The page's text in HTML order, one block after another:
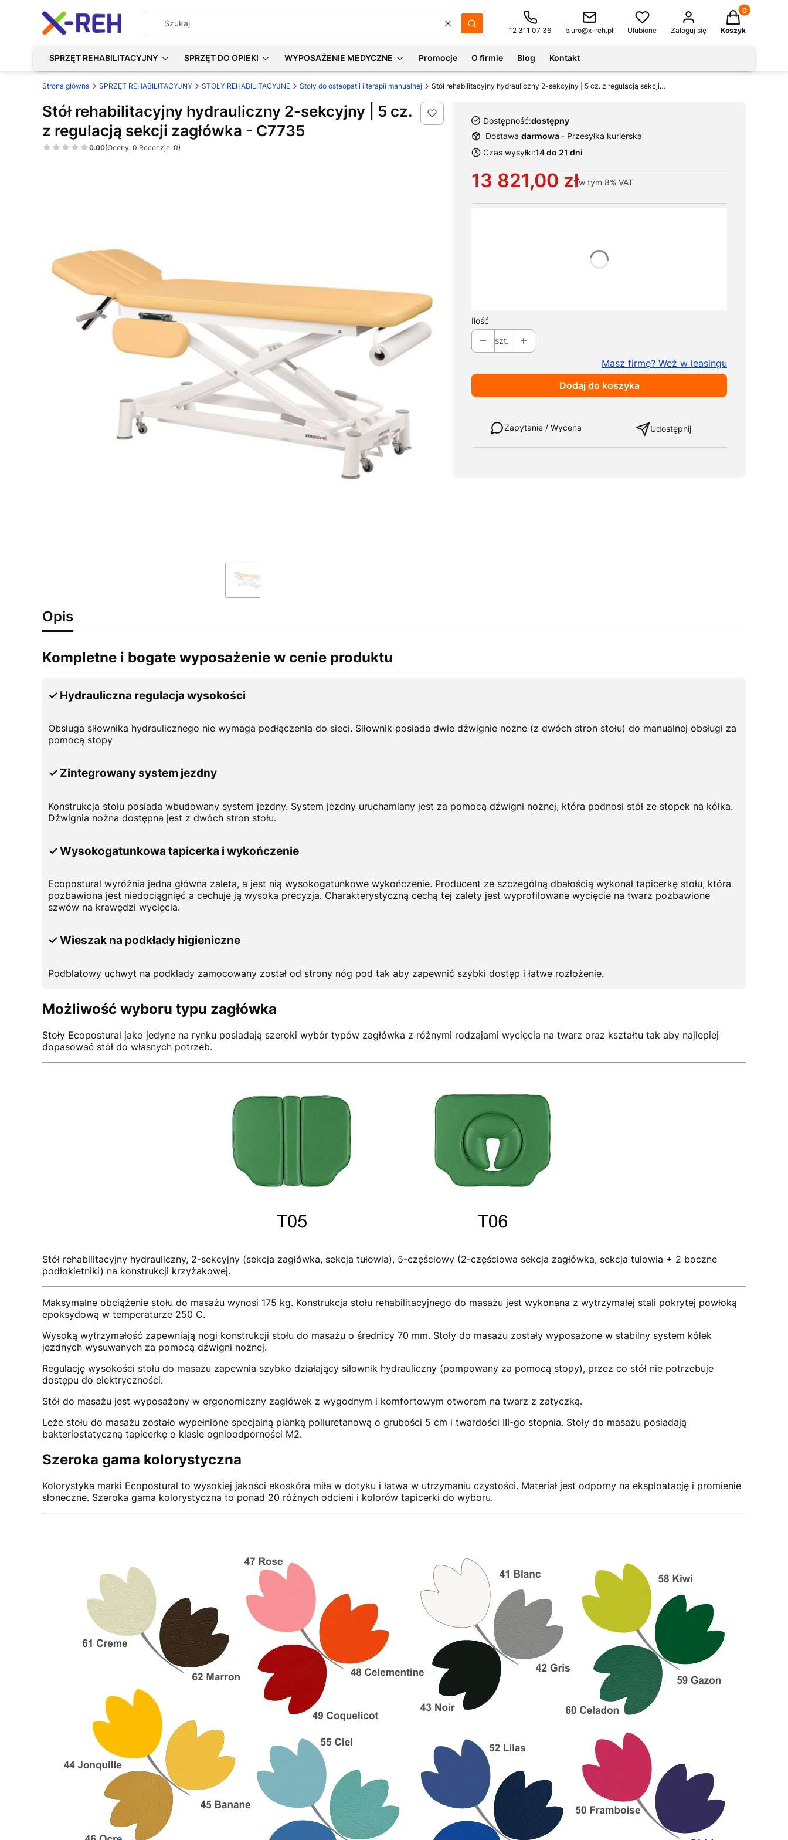
WyczyśćSzukaj 12 311 07 36 biuro@x-reh.pl Ulubione Zaloguj się
Produkty w
Koszyk
SPRZĘT REHABILITACYJNY SPRZĘT DO OPIEKI WYPOSAŻENIE MEDYCZNE Promocje O firmie Blog Kontakt
Strona główna SPRZĘT REHABILITACYJNY STOŁY REHABILITACYJNE Stoły do osteopatii i terapii manualnej Stół rehabilitacyjny hydrauliczny 2-sekcyjny | 5 cz. z regulacją sekcji zagłówka - C7735
Stół rehabilitacyjny hydrauliczny 2-sekcyjny | 5 cz.
z regulacją sekcji zagłówka - C7735
0.00(Oceny: 0 Recenzje: 0)
Dostępność:dostępny
Dostawa darmowa - Przesyłka kurierska
Czas wysyłki:14 do 21 dni
Cena
13 821,00 złw tym 8% VAT
Ilość
szt.
Masz firmę? Weź w leasingu
Dodaj do koszyka
Zapytanie / Wycena Udostępnij
Opis
Kompletne i bogate wyposażenie w cenie produktu
✓ Hydrauliczna regulacja wysokości
Obsługa siłownika hydraulicznego nie wymaga podłączenia do sieci. Siłownik posiada dwie dźwignie nożne (z dwóch stron stołu) do manualnej obsługi za
pomocą stopy
✓ Zintegrowany system jezdny
Konstrukcja stołu posiada wbudowany system jezdny. System jezdny uruchamiany jest za pomocą dźwigni nożnej, która podnosi stół ze stopek na kółka.
Dźwignia nożna dostępna jest z dwóch stron stołu.
✓ Wysokogatunkowa tapicerka i wykończenie
Ecopostural wyróżnia jedna główna zaleta, a jest nią wysokogatunkowe wykończenie. Producent ze szczególną dbałością wykonał tapicerkę stołu, która
pozbawiona jest niedociągnięć a cechuje ją wysoka precyzja. Charakterystyczną cechą tej zalety jest wyprofilowane wycięcie na twarz pozbawione
szwów na krawędzi wycięcia.
✓ Wieszak na podkłady higieniczne
Podblatowy uchwyt na podkłady zamocowany został od strony nóg pod tak aby zapewnić szybki dostęp i łatwe rozłożenie.
Możliwość wyboru typu zagłówka
Stoły Ecopostural jako jedyne na rynku posiadają szeroki wybór typów zagłówka z różnymi rodzajami wycięcia na twarz oraz kształtu tak aby najlepiej
dopasować stół do własnych potrzeb.
Stół rehabilitacyjny hydrauliczny, 2-sekcyjny (sekcja zagłówka, sekcja tułowia), 5-częściowy (2-częściowa sekcja zagłówka, sekcja tułowia + 2 boczne
podłokietniki) na konstrukcji krzyżakowej.
Maksymalne obciążenie stołu do masażu wynosi 175 kg. Konstrukcja stołu rehabilitacyjnego do masażu jest wykonana z wytrzymałej stali pokrytej powłoką
epoksydową w temperaturze 250 C.
Wysoką wytrzymałość zapewniają nogi konstrukcji stołu do masażu o średnicy 70 mm. Stoły do masażu zostały wyposażone w stabilny system kółek
jezdnych wysuwanych za pomocą dźwigni nożnej.
Regulację wysokości stołu do masażu zapewnia szybko działający siłownik hydrauliczny (pompowany za pomocą stopy), przez co stół nie potrzebuje
dostępu do elektryczności.
Stół do masażu jest wyposażony w ergonomiczny zagłówek z wygodnym i komfortowym otworem na twarz z zatyczką.
Leże stołu do masażu zostało wypełnione specjalną pianką poliuretanową o grubości 5 cm i twardości III-go stopnia. Stoły do masażu posiadają
bakteriostatyczną tapicerkę o klasie ognioodporności M2.
Szeroka gama kolorystyczna
Kolorystyka marki Ecopostural to wysokiej jakości ekoskóra miła w dotyku i łatwa w utrzymaniu czystości. Materiał jest odporny na eksploatację i promienie
słoneczne. Szeroka gama kolorystyczna to ponad 20 różnych odcieni i kolorów tapicerki do wyboru.